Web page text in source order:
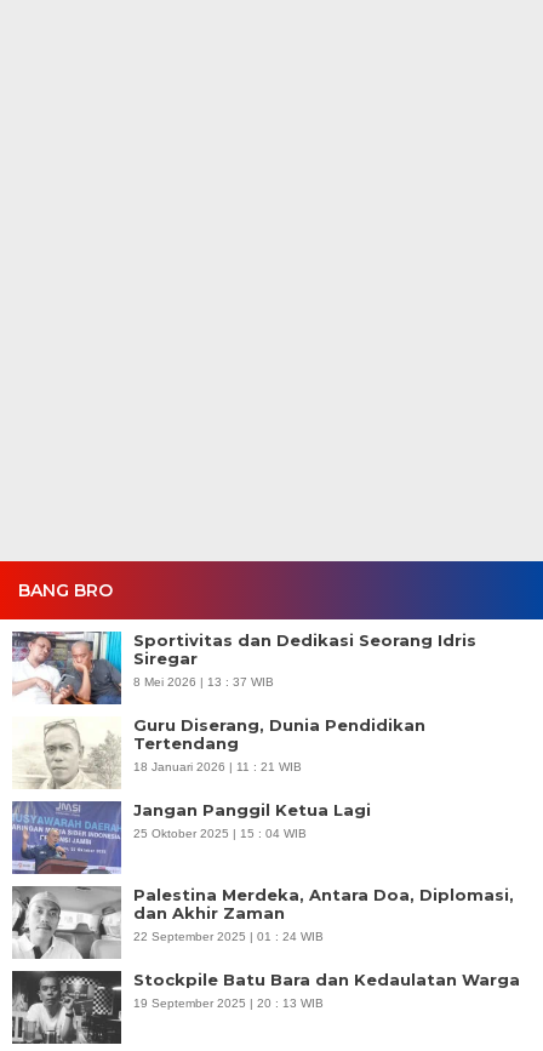
BANG BRO
Sportivitas dan Dedikasi Seorang Idris
Siregar
8 Mei 2026 | 13 : 37 WIB
Guru Diserang, Dunia Pendidikan
Tertendang
18 Januari 2026 | 11 : 21 WIB
Jangan Panggil Ketua Lagi
25 Oktober 2025 | 15 : 04 WIB
Palestina Merdeka, Antara Doa, Diplomasi,
dan Akhir Zaman
22 September 2025 | 01 : 24 WIB
Stockpile Batu Bara dan Kedaulatan Warga
19 September 2025 | 20 : 13 WIB